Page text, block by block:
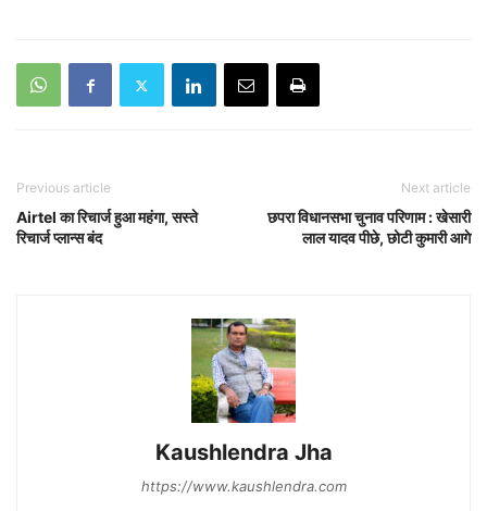
Previous article
Airtel का रिचार्ज हुआ महंगा, सस्ते
रिचार्ज प्लान्स बंद
Next article
छपरा विधानसभा चुनाव परिणाम : खेसारी
लाल यादव पीछे, छोटी कुमारी आगे
Kaushlendra Jha
https://www.kaushlendra.com